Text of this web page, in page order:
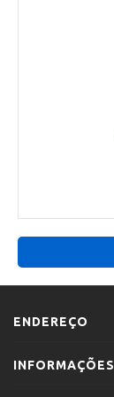
ENDEREÇO
INFORMAÇÕES